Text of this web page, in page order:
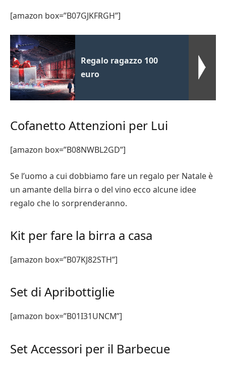
[amazon box=”B07GJKFRGH”]
Regalo ragazzo 100
euro
Cofanetto Attenzioni per Lui
[amazon box=”B08NWBL2GD”]
Se l’uomo a cui dobbiamo fare un regalo per Natale è
un amante della birra o del vino ecco alcune idee
regalo che lo sorprenderanno.
Kit per fare la birra a casa
[amazon box=”B07KJ82STH”]
Set di Apribottiglie
[amazon box=”B01I31UNCM”]
Set Accessori per il Barbecue